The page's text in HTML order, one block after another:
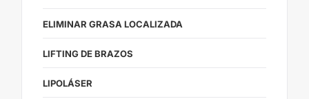
ELIMINAR GRASA LOCALIZADA
LIFTING DE BRAZOS
LIPOLÁSER